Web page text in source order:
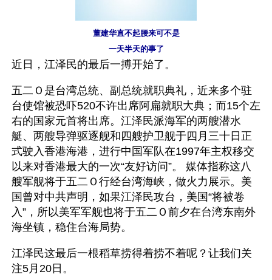
董建华直不起腰来可不是
一天半天的事了
近日，江泽民的最后一搏开始了。
五二Ｏ是台湾总统、副总统就职典礼，近来多个驻
台使馆被恐吓520不许出席阿扁就职大典；而15个左
右的国家元首将出席。江泽民派海军的两艘潜水
艇、两艘导弹驱逐舰和四艘护卫舰于四月三十日正
式驶入香港海港，进行中国军队在1997年主权移交
以来对香港最大的一次“友好访问”。 媒体指称这八
艘军舰将于五二Ｏ行经台湾海峡，做火力展示。美
国曾对中共声明，如果江泽民攻台，美国“将被卷
入”，所以美军军舰也将于五二Ｏ前夕在台湾东南外
海坐镇，稳住台海局势。
江泽民这最后一根稻草捞得着捞不着呢？让我们关
注5月20日。